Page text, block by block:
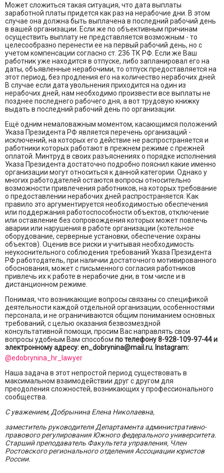
Может сложиться такая ситуация, что дата выплаты
заработной платы придется как раз на нерабочие дни. В этом
случае она должна быть выплачена в последний рабочий день
в вашей организации. Если же по объективным причинам
осуществить выплату не представляется возможным - то
целесообразно перенести ее на первый рабочий день, но с
учетом компенсации согласно ст. 236 ТК РФ. Если же Ваш
работник уже находится в отпуске, либо запланировал его на
даты, объявленные нерабочими, то отпуск предоставляется на
этот период, без продления его на количество нерабочих дней.
В случае если дата увольнения приходится на один из
нерабочих дней, нам необходимо произвести все выплаты не
позднее последнего рабочего дня, а вот трудовую книжку
выдать в последний рабочий день по организации.
Ещё одним немаловажным моментом, касающимся положений
Указа Президента РФ является перечень организаций -
исключений, на которых его действие не распространяется и
работники которых работают в прежнем режиме с прежней
оплатой. Минтруд в своих разъяснениях о порядке исполнения
Указа Президента достаточно подробно пояснил какие именно
организации могут относиться к данной категории. Однако у
многих работодателей остаются вопросы относительно
возможности привлечения работников, на которых требование
о предоставлении нерабочих дней распространяется. Как
правило это аргументируется необходимостью обеспечения
или поддержания работоспособности объектов, отключение
или оставление без сопровождения которых может повлечь
аварии или нарушения в работе организации (котельное
оборудование, серверные установки, обеспечение охраны
объектов). Оценив все риски и учитывая необходимость
неукоснительного соблюдения требований Указа Президента
РФ работодатель, при наличии достаточного мотивированного
обоснования, может с письменного согласия работников
привлечь их к работе в нерабочие дни, в том числе и в
дистанционном режиме.
Понимая, что возникающие вопросы связаны со спецификой
деятельности каждой отдельной организации, особенностями
персонала, и не ограничиваются общим пониманием основных
требований, с целью оказания безвозмездной
консультативной помощи, просим Вас направлять свои
вопросы удобным Вам способом по телефону 8-928-109-97-44 и
электронному адресу: en_dobrynina@mail.ru; Instagram:
@edobrynina_hr_lawyer
Наша задача в этот непростой период существовать в
максимальном взаимодействии друг с другом для
преодоления сложностей, возникающих у профессионального
сообщества.
С уважением, Добрынина Елена Николаевна,
заместитель руководителя Департамента административно-
правового регулирования Южного федерального университета.
Старший преподаватель Факультета управления, Член
Ростовского регионального отделения Ассоциации юристов
России.